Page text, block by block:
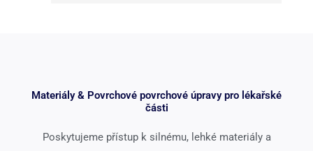
Materiály & Povrchové povrchové úpravy pro lékařské
části
Poskytujeme přístup k silnému, lehké materiály a